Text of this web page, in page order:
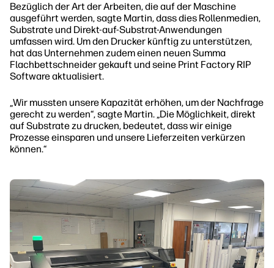
Bezüglich der Art der Arbeiten, die auf der Maschine
ausgeführt werden, sagte Martin, dass dies Rollenmedien,
Substrate und Direkt-auf-Substrat-Anwendungen
umfassen wird. Um den Drucker künftig zu unterstützen,
hat das Unternehmen zudem einen neuen Summa
Flachbettschneider gekauft und seine Print Factory RIP
Software aktualisiert.
„Wir mussten unsere Kapazität erhöhen, um der Nachfrage
gerecht zu werden“, sagte Martin. „Die Möglichkeit, direkt
auf Substrate zu drucken, bedeutet, dass wir einige
Prozesse einsparen und unsere Lieferzeiten verkürzen
können.“